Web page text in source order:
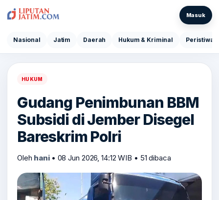
Nasional Jatim Daerah Hukum & Kriminal Peristiwa
Masuk
HUKUM
Gudang Penimbunan BBM
Subsidi di Jember Disegel
Bareskrim Polri
Oleh hani • 08 Jun 2026, 14:12 WIB • 51 dibaca